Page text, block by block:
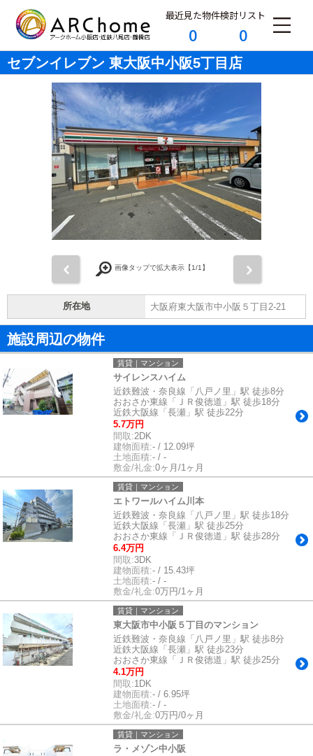
最近見た物件
0
検討リスト
0
セブンイレブン 東大阪中小阪5丁目店
画像タップで拡大表示【1/1】
所在地 大阪府東大阪市中小阪５丁目2-21
施設周辺の物件
賃貸｜マンション
サイレンスハイム
近鉄難波・奈良線「八戸ノ里」駅 徒歩8分
おおさか東線「ＪＲ俊徳道」駅 徒歩18分
近鉄大阪線「長瀬」駅 徒歩22分
5.7万円
間取:2DK
建物面積:- / 12.09坪
土地面積:- / -
敷金/礼金:0ヶ月/1ヶ月
賃貸｜マンション
エトワールハイム川本
近鉄難波・奈良線「八戸ノ里」駅 徒歩18分
近鉄大阪線「長瀬」駅 徒歩25分
おおさか東線「ＪＲ俊徳道」駅 徒歩28分
6.4万円
間取:3DK
建物面積:- / 15.43坪
土地面積:- / -
敷金/礼金:0万円/1ヶ月
賃貸｜マンション
東大阪市中小阪５丁目のマンション
近鉄難波・奈良線「八戸ノ里」駅 徒歩8分
近鉄大阪線「長瀬」駅 徒歩23分
おおさか東線「ＪＲ俊徳道」駅 徒歩25分
4.1万円
間取:1DK
建物面積:- / 6.95坪
土地面積:- / -
敷金/礼金:0万円/0ヶ月
賃貸｜マンション
ラ・メゾン中小阪